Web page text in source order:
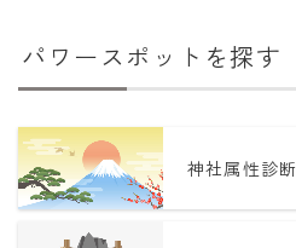
パワースポットを探す
神社属性診断